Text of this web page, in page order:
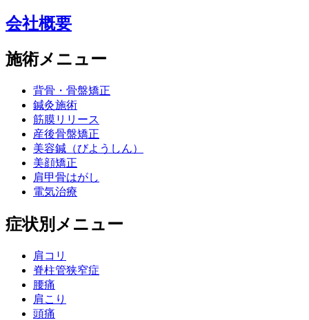
会社概要
施術メニュー
背骨・骨盤矯正
鍼灸施術
筋膜リリース
産後骨盤矯正
美容鍼（びようしん）
美顔矯正
肩甲骨はがし
電気治療
症状別メニュー
肩コリ
脊柱管狭窄症
腰痛
肩こり
頭痛